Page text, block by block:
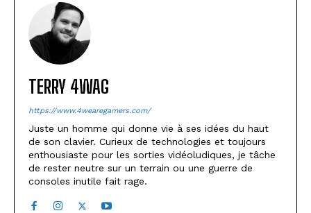
TERRY 4WAG
https://www.4wearegamers.com/
Juste un homme qui donne vie à ses idées du haut
de son clavier. Curieux de technologies et toujours
enthousiaste pour les sorties vidéoludiques, je tâche
de rester neutre sur un terrain ou une guerre de
consoles inutile fait rage.